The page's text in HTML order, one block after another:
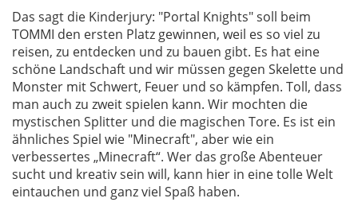
Das sagt die Kinderjury: "Portal Knights" soll beim
TOMMI den ersten Platz gewinnen, weil es so viel zu
reisen, zu entdecken und zu bauen gibt. Es hat eine
schöne Landschaft und wir müssen gegen Skelette und
Monster mit Schwert, Feuer und so kämpfen. Toll, dass
man auch zu zweit spielen kann. Wir mochten die
mystischen Splitter und die magischen Tore. Es ist ein
ähnliches Spiel wie "Minecraft", aber wie ein
verbessertes „Minecraft“. Wer das große Abenteuer
sucht und kreativ sein will, kann hier in eine tolle Welt
eintauchen und ganz viel Spaß haben.